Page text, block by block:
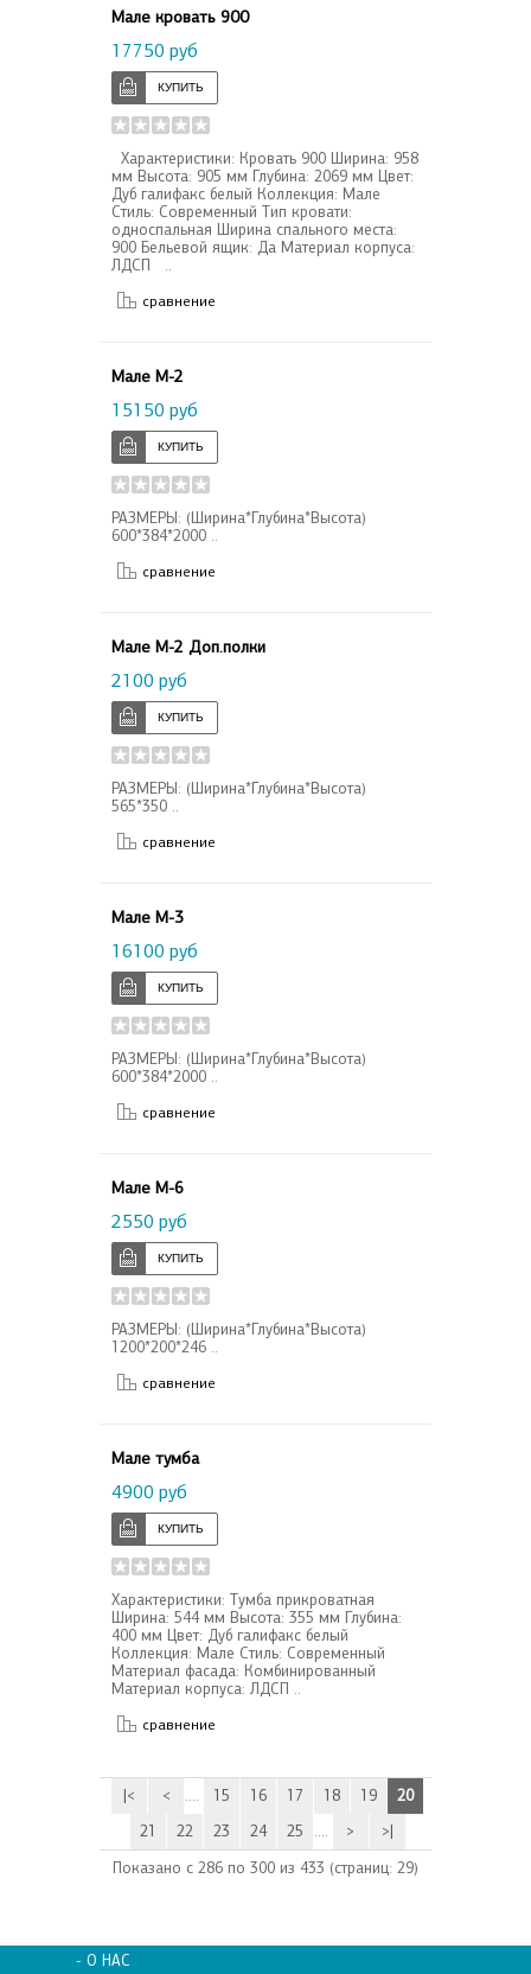
Мале кровать 900
17750 руб
Характеристики: Кровать 900 Ширина: 958
мм Высота: 905 мм Глубина: 2069 мм Цвет:
Дуб галифакс белый Коллекция: Мале
Стиль: Современный Тип кровати:
односпальная Ширина спального места:
900 Бельевой ящик: Да Материал корпуса:
ЛДСП ..
сравнение
Мале М-2
15150 руб
РАЗМЕРЫ: (Ширина*Глубина*Высота)
600*384*2000 ..
сравнение
Мале М-2 Доп.полки
2100 руб
РАЗМЕРЫ: (Ширина*Глубина*Высота)
565*350 ..
сравнение
Мале М-3
16100 руб
РАЗМЕРЫ: (Ширина*Глубина*Высота)
600*384*2000 ..
сравнение
Мале М-6
2550 руб
РАЗМЕРЫ: (Ширина*Глубина*Высота)
1200*200*246 ..
сравнение
Мале тумба
4900 руб
Характеристики: Тумба прикроватная
Ширина: 544 мм Высота: 355 мм Глубина:
400 мм Цвет: Дуб галифакс белый
Коллекция: Мале Стиль: Современный
Материал фасада: Комбинированный
Материал корпуса: ЛДСП ..
сравнение
|< < .... 15 16 17 18 19
20
21
22 23 24 25 .... > >|
Показано с 286 по 300 из 433 (страниц: 29)
- О НАС